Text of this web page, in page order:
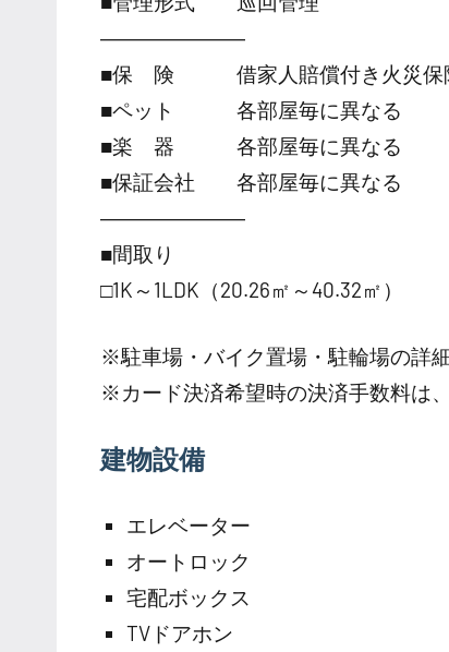
―――――――
■保 険 借家人賠償付き火災保
■ペット 各部屋毎に異なる
■楽 器 各部屋毎に異なる
■保証会社 各部屋毎に異なる
―――――――
■間取り
□1K～1LDK（20.26㎡～40.32㎡）
※駐車場・バイク置場・駐輪場の詳
※カード決済希望時の決済手数料は
建物設備
エレベーター
オートロック
宅配ボックス
TVドアホン